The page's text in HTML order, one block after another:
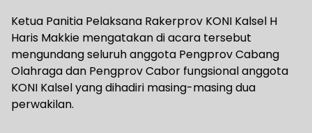
Ketua Panitia Pelaksana Rakerprov KONI Kalsel H
Haris Makkie mengatakan di acara tersebut
mengundang seluruh anggota Pengprov Cabang
Olahraga dan Pengprov Cabor fungsional anggota
KONI Kalsel yang dihadiri masing-masing dua
perwakilan.